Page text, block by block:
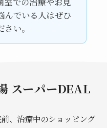
んでいる人はぜひ
い。
スーパーDEAL
、治療中のショッピング